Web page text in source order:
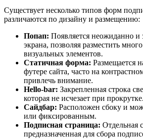
Существует несколько типов форм
различаются по дизайну и размещению:
Попап: Появляется неожиданно и
экрана, позволяя разместить
визуальных элементов.
Статичная форма: Размещается
футере сайта, часто на
привлечь внимание.
Hello-bar: Закрепленная строка
которая не исчезает при прокрутке.
Сайдбар: Расположен сбоку и
или фиксированным.
Подписная страница: Отдельная
предназначенная для сбора